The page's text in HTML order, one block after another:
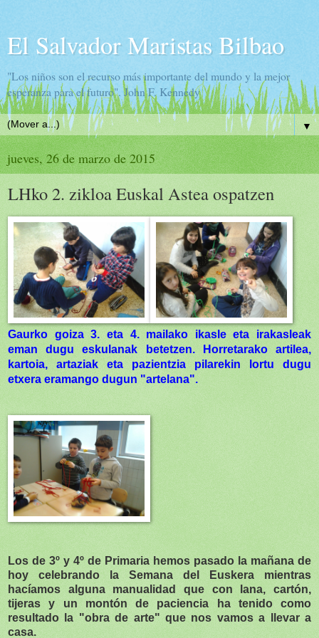
El Salvador Maristas Bilbao
"Los niños son el recurso más importante del mundo y la mejor
esperanza para el futuro". John F. Kennedy
▼
jueves, 26 de marzo de 2015
LHko 2. zikloa Euskal Astea ospatzen
Gaurko goiza 3. eta 4. mailako ikasle eta irakasleak
eman dugu eskulanak betetzen. Horretarako artilea,
kartoia, artaziak eta pazientzia pilarekin lortu dugu
etxera eramango dugun "artelana".
Los de 3º y 4º de Primaria hemos pasado la mañana de
hoy celebrando la Semana del Euskera mientras
hacíamos alguna manualidad que con lana, cartón,
tijeras y un montón de paciencia ha tenido como
resultado la "obra de arte" que nos vamos a llevar a
casa.